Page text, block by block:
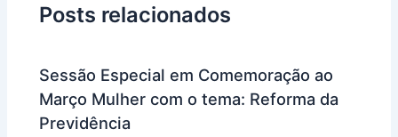
Posts relacionados
Sessão Especial em Comemoração ao
Março Mulher com o tema: Reforma da
Previdência